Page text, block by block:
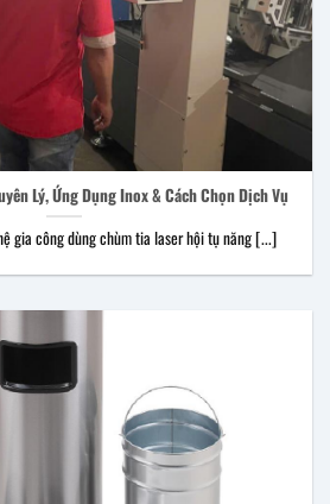
Lý, Ứng Dụng Inox & Cách Chọn Dịch Vụ
gia công dùng chùm tia laser hội tụ năng [...]